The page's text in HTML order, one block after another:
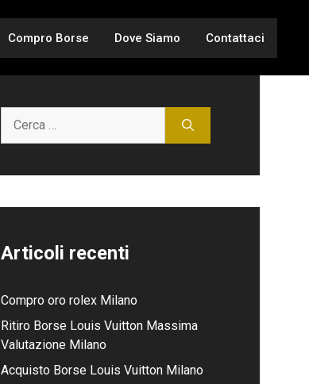
Compro Borse Dove Siamo Contattaci
per:
Articoli recenti
Compro oro rolex Milano
Ritiro Borse Louis Vuitton Massima
Valutazione Milano
Acquisto Borse Louis Vuitton Milano